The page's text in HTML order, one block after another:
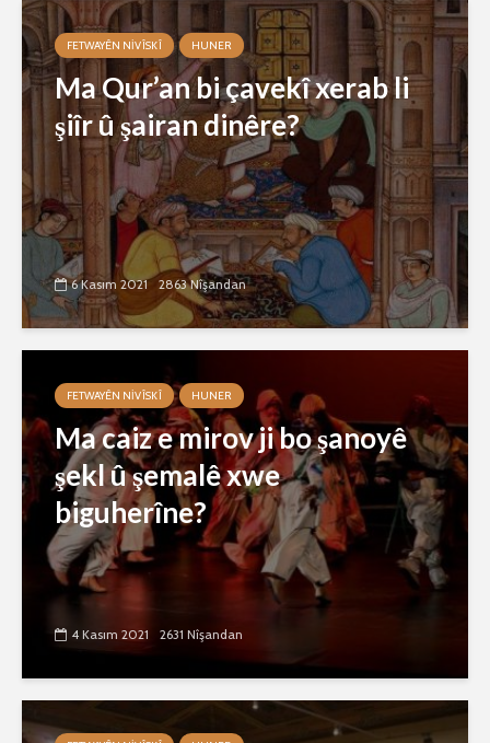
FETWAYÊN NIVÎSKÎ HUNER
Ma Qur’an bi çavekî xerab li
şiîr û şairan dinêre?
6 Kasım 2021 2863 Nîşandan
FETWAYÊN NIVÎSKÎ HUNER
Ma caiz e mirov ji bo şanoyê
şekl û şemalê xwe
biguherîne?
4 Kasım 2021 2631 Nîşandan